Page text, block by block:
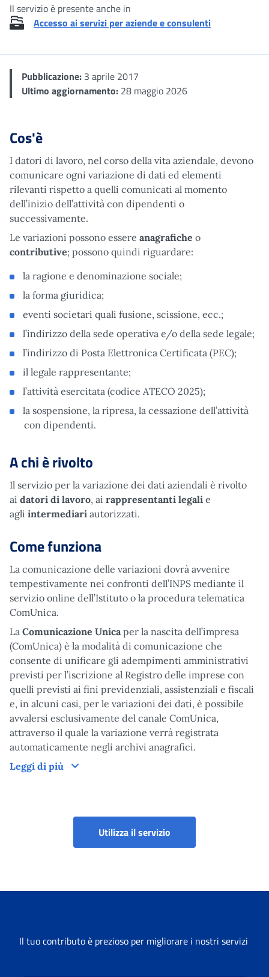
Il servizio è presente anche in
Accesso ai servizi per aziende e consulenti
Pubblicazione: 3 aprile 2017
Ultimo aggiornamento: 28 maggio 2026
Cos'è
I datori di lavoro, nel corso della vita aziendale, devono
comunicare ogni variazione di dati ed elementi
rilevanti rispetto a quelli comunicati al momento
dell’inizio dell’attività con dipendenti o
successivamente.
Le variazioni possono essere anagrafiche o
contributive; possono quindi riguardare:
la ragione e denominazione sociale;
la forma giuridica;
eventi societari quali fusione, scissione, ecc.;
l’indirizzo della sede operativa e/o della sede legale;
l’indirizzo di Posta Elettronica Certificata (PEC);
il legale rappresentante;
l’attività esercitata (codice ATECO 2025);
la sospensione, la ripresa, la cessazione dell’attività
con dipendenti.
A chi è rivolto
Il servizio per la variazione dei dati aziendali è rivolto
ai datori di lavoro, ai rappresentanti legali e
agli intermediari autorizzati.
Come funziona
La comunicazione delle variazioni dovrà avvenire
tempestivamente nei confronti dell’INPS mediante il
servizio online dell’Istituto o la procedura telematica
ComUnica.
La Comunicazione Unica per la nascita dell’impresa
(ComUnica) è la modalità di comunicazione che
consente di unificare gli adempimenti amministrativi
previsti per l’iscrizione al Registro delle imprese con
quelli previsti ai fini previdenziali, assistenziali e fiscali
e, in alcuni casi, per le variazioni dei dati, è possibile
avvalersi esclusivamente del canale ComUnica,
attraverso il quale la variazione verrà registrata
automaticamente negli archivi anagrafici.
Leggi di più
Come funziona
Utilizza il servizio
Il tuo contributo è prezioso per migliorare i nostri servizi